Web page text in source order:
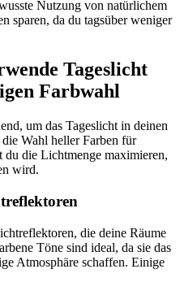
Nutzung von natürlichem
sparen, da du tagsüber weniger
Tageslicht
Farbwahl
um das Tageslicht in deinen
Wahl heller Farben für
die Lichtmenge maximieren,
wird.
die deine Räume
Töne sind ideal, da sie das
Atmosphäre schaffen. Einige